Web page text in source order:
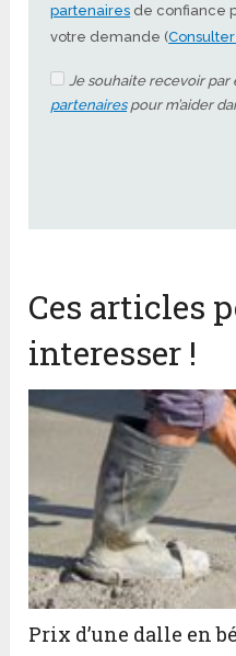
partenaires de confiance
votre demande (
Je souhaite recevoir
partenairespour m’aider
Ces articles
interesser !
Prix d’une dalle en